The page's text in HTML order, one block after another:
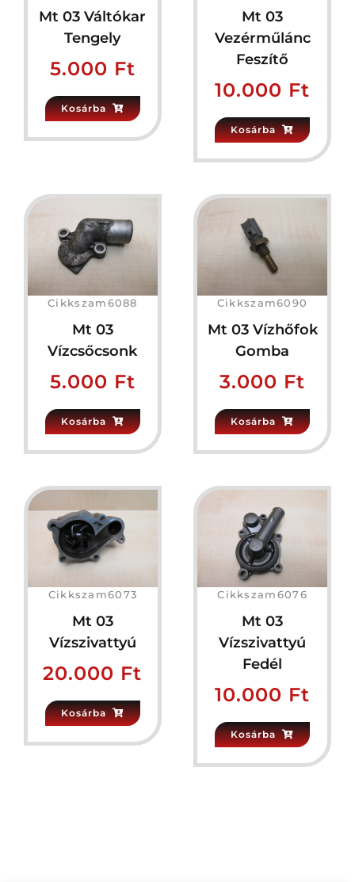
Mt 03 Váltókar
Tengely
5.000 Ft
Kosárba
Mt 03
Vezérműlánc
Feszítő
10.000 Ft
Kosárba
Cikkszam6088
Mt 03
Vízcsőcsonk
5.000 Ft
Kosárba
Cikkszam6090
Mt 03 Vízhőfok
Gomba
3.000 Ft
Kosárba
Cikkszam6073
Mt 03
Vízszivattyú
20.000 Ft
Kosárba
Cikkszam6076
Mt 03
Vízszivattyú
Fedél
10.000 Ft
Kosárba